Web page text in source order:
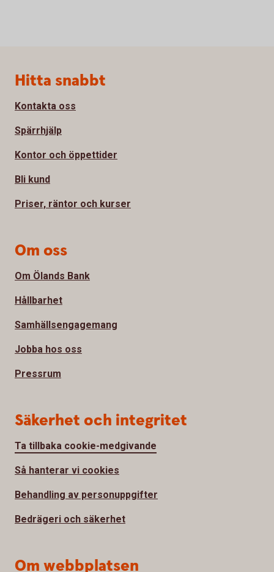
Sidfot
Hitta snabbt
Kontakta oss
Spärrhjälp
Kontor och öppettider
Bli kund
Priser, räntor och kurser
Om oss
Om Ölands Bank
Hållbarhet
Samhällsengagemang
Jobba hos oss
Pressrum
Säkerhet och integritet
Ta tillbaka cookie-medgivande
Så hanterar vi cookies
Behandling av personuppgifter
Bedrägeri och säkerhet
Om webbplatsen